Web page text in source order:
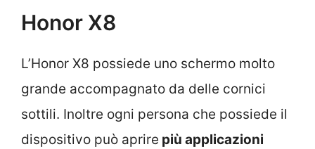
Honor X8
L’Honor X8 possiede uno schermo molto
grande accompagnato da delle cornici
sottili. Inoltre ogni persona che possiede il
dispositivo può aprire più applicazioni